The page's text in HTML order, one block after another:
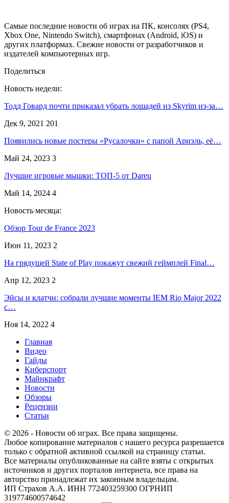
Самые последние новости об играх на ПК, консолях (PS4,
Xbox One, Nintendo Switch), смартфонах (Android, iOS) и
других платформах. Свежие новости от разработчиков и
издателей компьютерных игр.
Поделиться
Новость недели:
Тодд Говард почти приказал убрать лошадей из Skyrim из-за…
Дек 9, 2021 201
Появились новые постеры «Русалочки» с папой Ариэль, её…
Май 24, 2023 3
Лучшие игровые мышки: ТОП-5 от Dareu
Май 14, 2024 4
Новость месяца:
Обзор Tour de France 2023
Июн 11, 2023 2
На грядущей State of Play покажут свежий геймплей Final…
Апр 12, 2023 2
Эйсы и клатчи: собрали лучшие моменты IEM Rio Major 2022
с…
Ноя 14, 2022 4
Главная
Видео
Гайды
Киберспорт
Майнкрафт
Новости
Обзоры
Рецензии
Статьи
© 2026 - Новости об играх. Все права защищены.
Любое копирование материалов с нашего ресурса разрешается
только с обратной активной ссылкой на страницу статьи.
Все материалы опубликованные на сайте взяты с открытых
источников и других порталов интернета, все права на
авторство принадлежат их законным владельцам.
ИП Страхов А.А. ИНН 772403259300 ОГРНИП
319774600574642